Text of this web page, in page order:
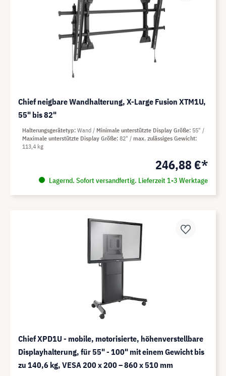
Chief neigbare Wandhalterung, X-Large Fusion XTM1U,
55" bis 82"
246,88 €*
Lagernd. Sofort versandfertig. Lieferzeit 1-3 Werktage
Halterungsgerätetyp Wand Minimale unterstützte Display Größe 55"
Maximale unterstützte Display Größe 82"
max. zulässiges Gewicht
113,4 kg
Chief XPD1U - mobile, motorisierte, höhenverstellbare
Displayhalterung, für 55" - 100" mit einem Gewicht bis
zu 140,6 kg, VESA 200 x 200 – 860 x 510 mm